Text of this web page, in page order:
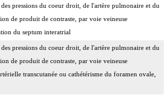
pressions du coeur droit, de l'artère pulmonaire et du
de produit de contraste, par voie veineuse
du septum interatrial
pressions du coeur droit, de l'artère pulmonaire et du
de produit de contraste, par voie veineuse
transcutanée ou cathétérisme du foramen ovale,